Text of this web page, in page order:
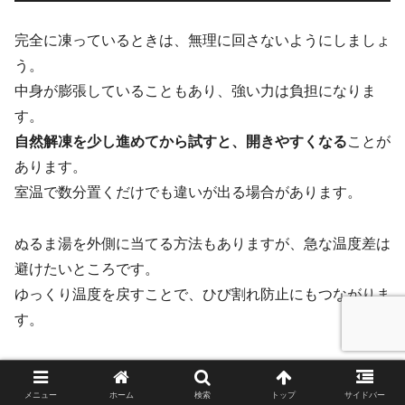
完全に凍っているときは、無理に回さないようにしましょ
う。
中身が膨張していることもあり、強い力は負担になりま
す。
自然解凍を少し進めてから試すと、開きやすくなることが
あります。
室温で数分置くだけでも違いが出る場合があります。
ぬるま湯を外側に当てる方法もありますが、急な温度差は
避けたいところです。
ゆっくり温度を戻すことで、ひび割れ防止にもつながりま
す。
電子レンジ使用後に開きづらくなる原因
メニュー ホーム 検索 トップ サイドバー